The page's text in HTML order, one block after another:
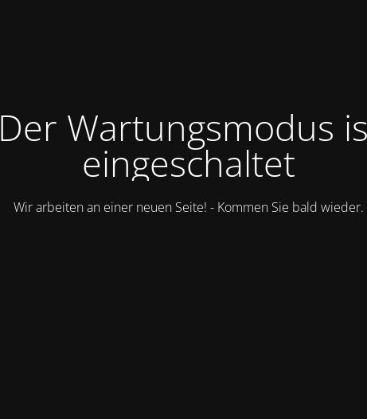
Der Wartungsmodus
eingeschaltet
Wir arbeiten an einer neuen Seite! - Kommen Sie bald wieder.